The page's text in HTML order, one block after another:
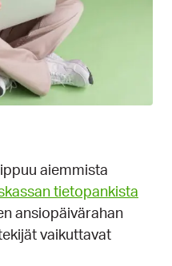
aiemmista
tietopankista
ansiopäivärahan
vaikuttavat